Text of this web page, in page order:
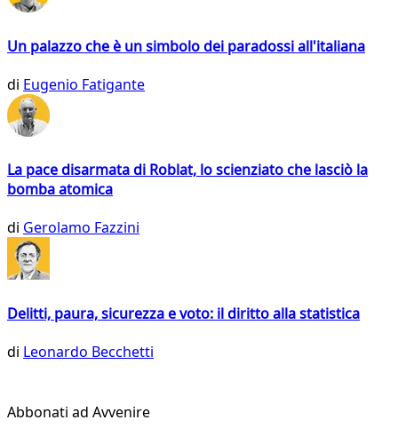
Un palazzo che è un simbolo dei paradossi all'italiana
di Eugenio Fatigante
La pace disarmata di Roblat, lo scienziato che lasciò la
bomba atomica
di Gerolamo Fazzini
Delitti, paura, sicurezza e voto: il diritto alla statistica
di Leonardo Becchetti
Abbonati ad Avvenire